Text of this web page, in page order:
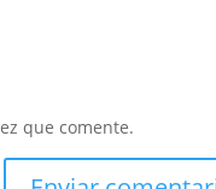
que comente.